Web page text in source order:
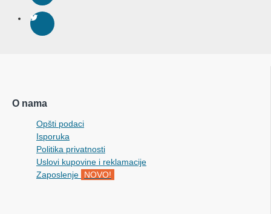
O nama
Opšti podaci
Isporuka
Politika privatnosti
Uslovi kupovine i reklamacije
Zaposlenje
NOVO!